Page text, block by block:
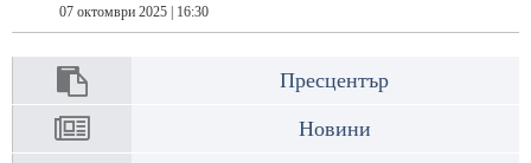
07 октомври 2025 | 16:30
Пресцентър
Новини